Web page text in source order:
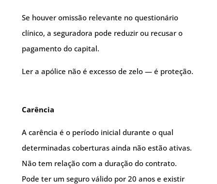
Se houver omissão relevante no questionário
clínico, a seguradora pode reduzir ou recusar o
pagamento do capital.
Ler a apólice não é excesso de zelo — é proteção.
Carência
A carência é o período inicial durante o qual
determinadas coberturas ainda não estão ativas.
Não tem relação com a duração do contrato.
Pode ter um seguro válido por 20 anos e existir